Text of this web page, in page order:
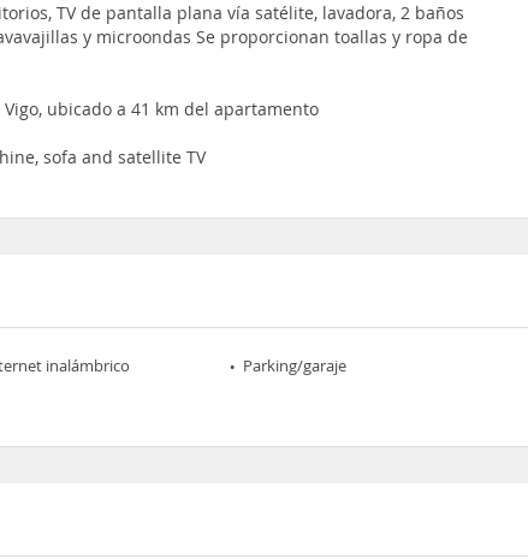
TV de pantalla plana vía satélite, lavadora, 2 baños
y microondas Se proporcionan toallas y ropa de
ubicado a 41 km del apartamento
sofa and satellite TV
inalámbrico Parking/garaje